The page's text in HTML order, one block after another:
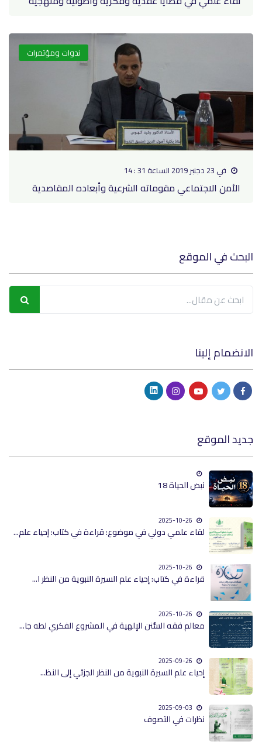
ندوات ومؤتمرات
في 23 دجنبر 2019 الساعة 31 : 14
الأمن الاجتماعي مقوماته الشرعية وأبعاده المقاصدية
البحث في الموقع
الانضمام إلينا
جديد الموقع
نبض الحياة 18
لقاء علمي دولي في موضوع: قراءة في كتاب: إحياء علم...
قراءة في كتاب: إحياء علم السيرة النبوية من النظر ا...
معالم فقه السُّنن الإلهية في المشروع الفكري لطه جا...
إحياء علم السيرة النبوية من النظر الجزئي إلى النظ...
نظرات في التصوف